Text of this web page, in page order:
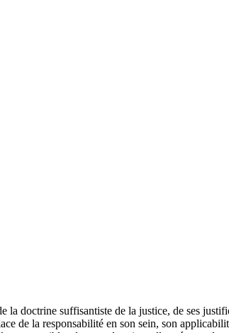
doctrine suffisantiste de la justice, de ses
de la responsabilité en son sein, son